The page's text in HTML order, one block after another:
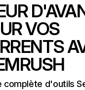
VOS
complète d'outils